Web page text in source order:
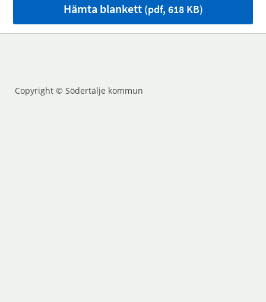
Hämta blankett(pdf, 618 KB)
Copyright © Södertälje kommun